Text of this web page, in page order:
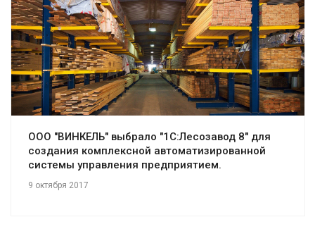
Смотреть проект
ООО "ВИНКЕЛЬ" выбрало "1С:Лесозавод 8" для
создания комплексной автоматизированной
системы управления предприятием.
9 октября 2017